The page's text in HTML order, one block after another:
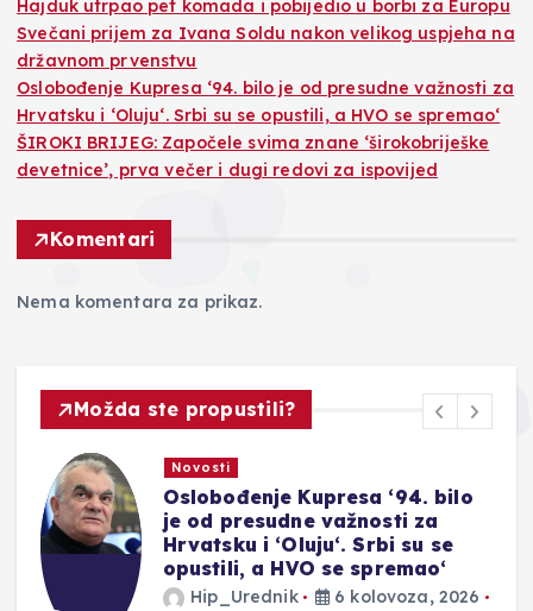
Hajduk utrpao pet komada i pobijedio u borbi za Europu
Svečani prijem za Ivana Soldu nakon velikog uspjeha na
državnom prvenstvu
Oslobođenje Kupresa ‘94. bilo je od presudne važnosti za
Hrvatsku i ‘Oluju‘. Srbi su se opustili, a HVO se spremao‘
ŠIROKI BRIJEG: Započele svima znane ‘širokobriješke
devetnice’, prva večer i dugi redovi za ispovijed
Komentari
Nema komentara za prikaz.
Možda ste propustili?
Novosti
ŠIROKI BRIJEG: Započele
svima znane ‘širokobriješke
devetnice’, prva večer i dugi
redovi za ispovijed
Hip_Urednik
6 kolovoza, 2026